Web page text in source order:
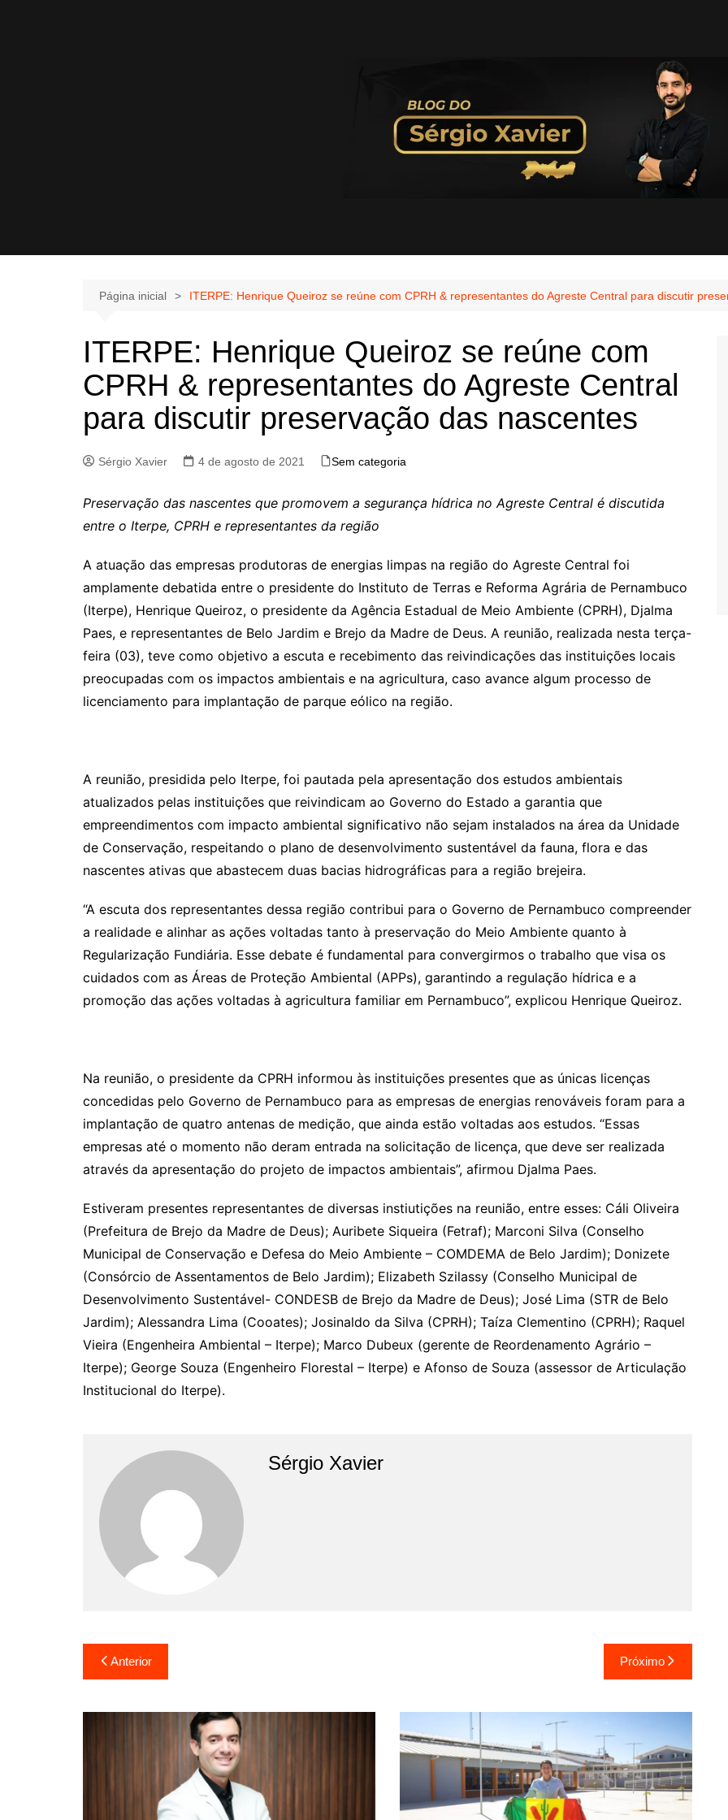
Página inicial ITERPE: Henrique Queiroz se reúne com CPRH & representantes do Agreste Central para discutir
ITERPE: Henrique Queiroz se reúne com
CPRH & representantes do Agreste Central
para discutir preservação das nascentes
Sérgio Xavier 4 de agosto de 2021 Sem categoria
Preservação das nascentes que promovem a segurança hídrica no Agreste Central é discutida
entre o Iterpe, CPRH e representantes da região
A atuação das empresas produtoras de energias limpas na região do Agreste Central foi
amplamente debatida entre o presidente do Instituto de Terras e Reforma Agrária de Pernambuco
(Iterpe), Henrique Queiroz, o presidente da Agência Estadual de Meio Ambiente (CPRH), Djalma
Paes, e representantes de Belo Jardim e Brejo da Madre de Deus. A reunião, realizada nesta terça-
feira (03), teve como objetivo a escuta e recebimento das reivindicações das instituições locais
preocupadas com os impactos ambientais e na agricultura, caso avance algum processo de
licenciamento para implantação de parque eólico na região.
A reunião, presidida pelo Iterpe, foi pautada pela apresentação dos estudos ambientais
atualizados pelas instituições que reivindicam ao Governo do Estado a garantia que
empreendimentos com impacto ambiental significativo não sejam instalados na área da Unidade
de Conservação, respeitando o plano de desenvolvimento sustentável da fauna, flora e das
nascentes ativas que abastecem duas bacias hidrográficas para a região brejeira.
“A escuta dos representantes dessa região contribui para o Governo de Pernambuco compreender
a realidade e alinhar as ações voltadas tanto à preservação do Meio Ambiente quanto à
Regularização Fundiária. Esse debate é fundamental para convergirmos o trabalho que visa os
cuidados com as Áreas de Proteção Ambiental (APPs), garantindo a regulação hídrica e a
promoção das ações voltadas à agricultura familiar em Pernambuco”, explicou Henrique Queiroz.
Na reunião, o presidente da CPRH informou às instituições presentes que as únicas licenças
concedidas pelo Governo de Pernambuco para as empresas de energias renováveis foram para a
implantação de quatro antenas de medição, que ainda estão voltadas aos estudos. “Essas
empresas até o momento não deram entrada na solicitação de licença, que deve ser realizada
através da apresentação do projeto de impactos ambientais”, afirmou Djalma Paes.
Estiveram presentes representantes de diversas instiutições na reunião, entre esses: Cáli Oliveira
(Prefeitura de Brejo da Madre de Deus); Auribete Siqueira (Fetraf); Marconi Silva (Conselho
Municipal de Conservação e Defesa do Meio Ambiente – COMDEMA de Belo Jardim); Donizete
(Consórcio de Assentamentos de Belo Jardim); Elizabeth Szilassy (Conselho Municipal de
Desenvolvimento Sustentável- CONDESB de Brejo da Madre de Deus); José Lima (STR de Belo
Jardim); Alessandra Lima (Cooates); Josinaldo da Silva (CPRH); Taíza Clementino (CPRH); Raquel
Vieira (Engenheira Ambiental – Iterpe); Marco Dubeux (gerente de Reordenamento Agrário –
Iterpe); George Souza (Engenheiro Florestal – Iterpe) e Afonso de Souza (assessor de Articulação
Institucional do Iterpe).
Sérgio Xavier
Anterior Próximo